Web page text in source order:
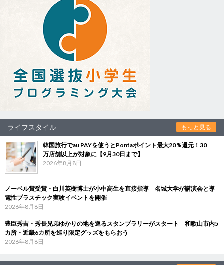
ライフスタイル もっと見る
韓国旅行でau PAYを使うとPontaポイント最大20％還元！30
万店舗以上が対象に【9月30日まで】
2026年8月8日
ノーベル賞受賞・白川英樹博士が小中高生を直接指導 名城大学が講演会と導
電性プラスチック実験イベントを開催
2026年8月8日
豊臣秀吉・秀長兄弟ゆかりの地を巡るスタンプラリーがスタート 和歌山市内5
カ所・近畿6カ所を巡り限定グッズをもらおう
2026年8月8日